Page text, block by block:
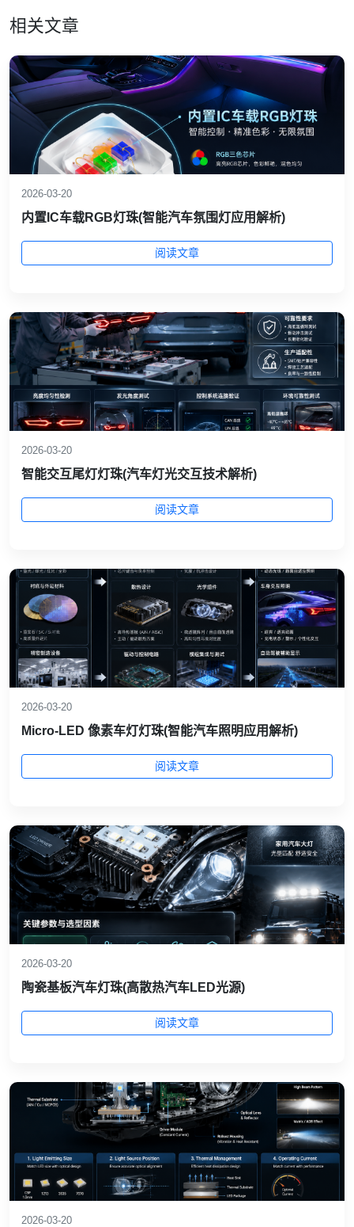
相关文章
2026-03-20
内置IC车载RGB灯珠(智能汽车氛围灯应用解析)
阅读文章
2026-03-20
智能交互尾灯灯珠(汽车灯光交互技术解析)
阅读文章
2026-03-20
Micro-LED 像素车灯灯珠(智能汽车照明应用解析)
阅读文章
2026-03-20
陶瓷基板汽车灯珠(高散热汽车LED光源)
阅读文章
2026-03-20